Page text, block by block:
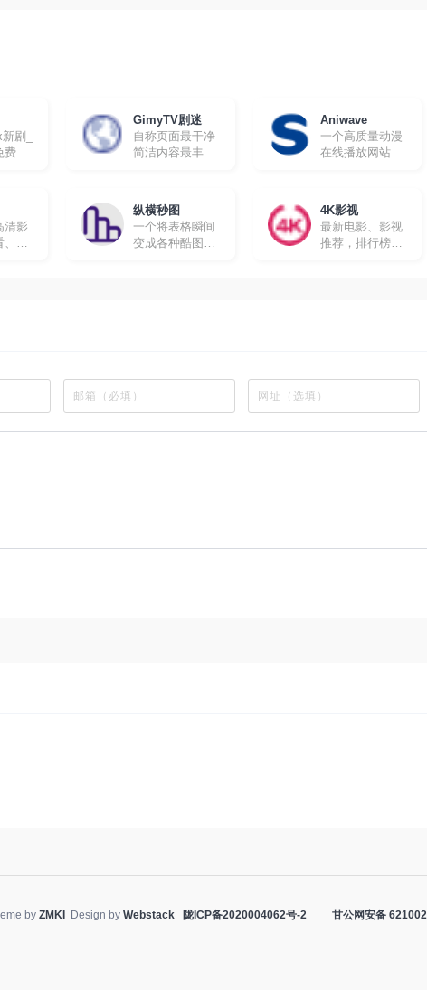
剧_
费在
GimyTV剧迷
自称页面最干净
简洁内容最丰富
Aniwave
一个高质量动漫
在线播放网站，
想要学习英文的
朋友。
清影
、下
纵横秒图
一个将表格瞬间
变成各种酷图的
4K影视
最新电影、影视
推荐，排行榜、
by ZMKI Design by Webstack 陇ICP备2020004062号-2 甘公网安备